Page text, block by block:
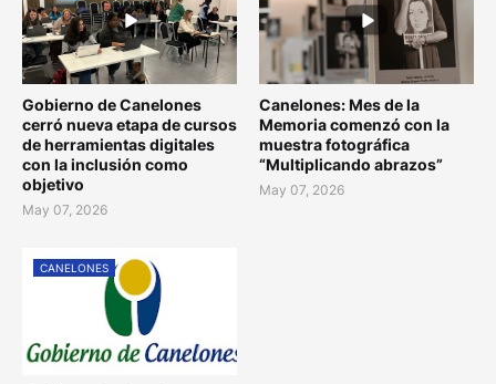
Gobierno de Canelones
cerró nueva etapa de cursos
de herramientas digitales
con la inclusión como
objetivo
May 07, 2026
Canelones: Mes de la
Memoria comenzó con la
muestra fotográfica
“Multiplicando abrazos”
May 07, 2026
CANELONES